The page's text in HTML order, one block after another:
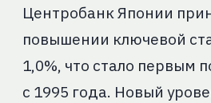
Центробанк Японии
повышении ключевой
1,0%, что стало первым
с 1995 года. Новый